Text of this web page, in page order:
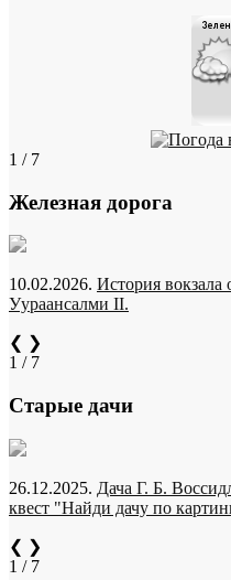
1 / 7
Железная дорога
10.02.2026. История вокзала
Уураансалми II.
❮ ❯
1 / 7
Старые дачи
26.12.2025. Дача Г. Б.
квест "Найди дачу по
❮ ❯
1 / 7